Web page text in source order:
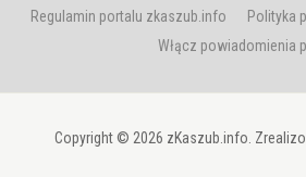
Regulamin portalu zkaszub.info Polityka
Włącz powiadomienia
Copyright © 2026 zKaszub.info.